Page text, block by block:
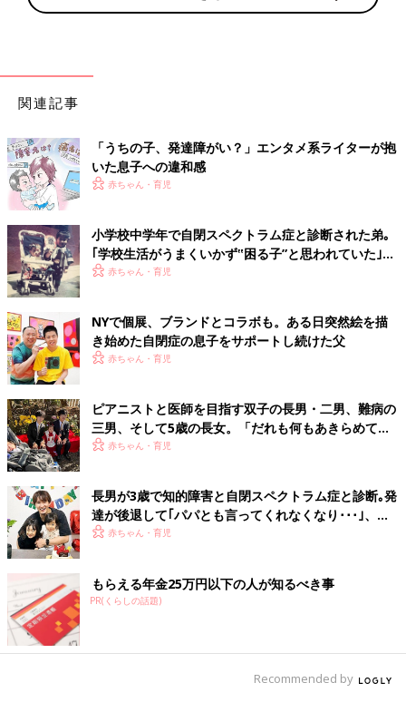
関連記事
「うちの子、発達障がい？」エンタメ系ライターが抱
いた息子への違和感
赤ちゃん・育児
小学校中学年で自閉スペクトラム症と診断された弟｡
｢学校生活がうまくいかず‟困る子”と思われていた｣
【発達障害･きょうだい児体験談】
赤ちゃん・育児
NYで個展、ブランドとコラボも。ある日突然絵を描
き始めた自閉症の息子をサポートし続けた父
赤ちゃん・育児
ピアニストと医師を目指す双子の長男・二男、難病の
三男、そして5歳の長女。「だれも何もあきらめてほ
しくない」母の思い
赤ちゃん・育児
長男が3歳で知的障害と自閉スペクトラム症と診断｡発
達が後退して｢パパとも言ってくれなくなり･･･｣、元
プロバスケ選手･岡田優介
赤ちゃん・育児
もらえる年金25万円以下の人が知るべき事
PR(くらしの話題)
Recommended by